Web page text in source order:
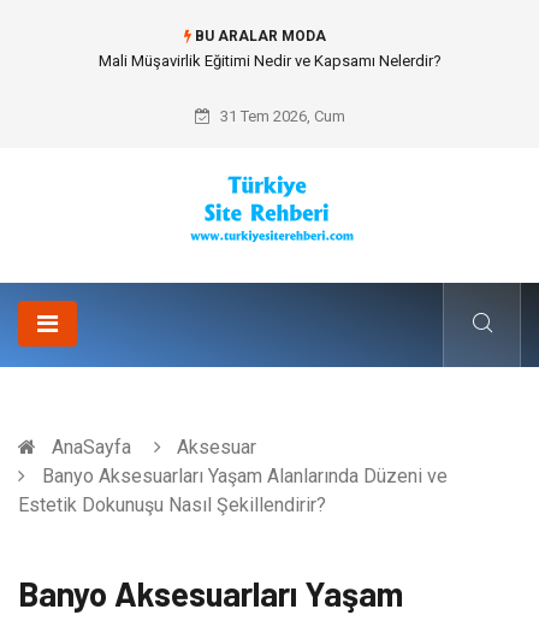
BU ARALAR MODA
Forma Yaptırma Girişimiyle Akademik Spor Topluluklarında Kurumsal
31 Tem 2026, Cum
AnaSayfa
Aksesuar
Banyo Aksesuarları Yaşam Alanlarında Düzeni ve
Estetik Dokunuşu Nasıl Şekillendirir?
Banyo Aksesuarları Yaşam